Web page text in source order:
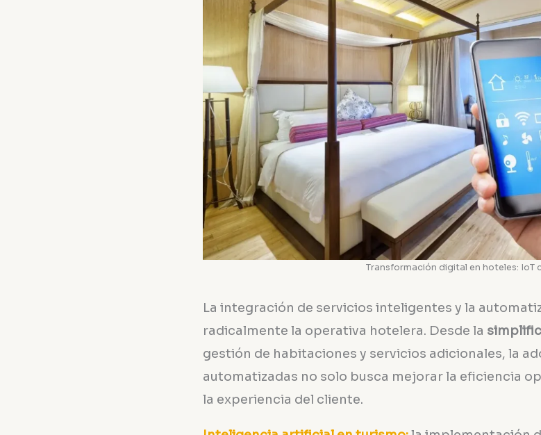
Transformación digital en hoteles: IoT
La integración de servicios inteligentes y la
radicalmente la operativa hotelera. Desde la
gestión de habitaciones y servicios adicionales, la
automatizadas no solo busca mejorar la eficiencia
la experiencia del cliente.